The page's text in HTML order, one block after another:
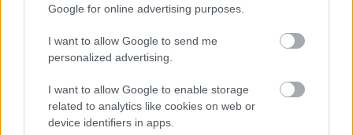
Google for online advertising purposes.
I want to allow Google to send me
personalized advertising.
I want to allow Google to enable storage
related to analytics like cookies on web or
device identifiers in apps.